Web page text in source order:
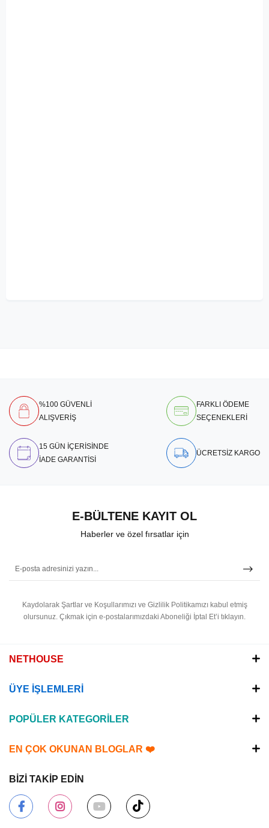
%100 GÜVENLİ
ALIŞVERİŞ
FARKLI ÖDEME
SEÇENEKLERİ
15 GÜN İÇERİSİNDE
İADE GARANTİSİ
ÜCRETSİZ KARGO
E-BÜLTENE KAYIT OL
Haberler ve özel fırsatlar için
Kaydolarak Şartlar ve Koşullarımızı ve Gizlilik Politikamızı kabul etmiş
olursunuz. Çıkmak için e-postalarımızdaki Aboneliği İptal Et’i tıklayın.
NETHOUSE
ÜYE İŞLEMLERİ
POPÜLER KATEGORİLER
EN ÇOK OKUNAN BLOGLAR ❤️
BİZİ TAKİP EDİN